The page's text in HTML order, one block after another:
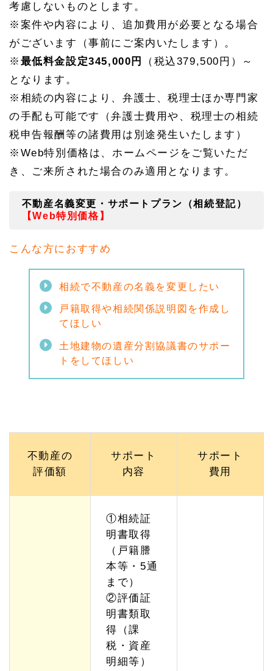
考慮しないものとします。
※案件や内容により、追加費用が必要となる場合
がございます（事前にご案内いたします）。
※ 最低料金設定345,000円
（税込379,500円）～
となります。
※相続の内容により、弁護士、税理士ほか専門家
の手配も可能です（弁護士費用や、税理士の相続
税申告報酬等の諸費用は別途発生いたします）
※Web特別価格は、ホームページをご覧いただ
き、ご来所された場合のみ適用となります。
不動産名義変更・サポートプラン（相続登記）
【Web特別価格】
こんな方におすすめ
相続で不動産の名義を変更したい
戸籍取得や相続関係説明図を作成し
てほしい
土地建物の遺産分割協議書のサポー
トをしてほしい
不動産の
評価額
サポート
内容
サポート
費用
①相続証
明書取得
（戸籍謄
本等・5通
まで）
②評価証
明書類取
得（課
税・資産
明細等）